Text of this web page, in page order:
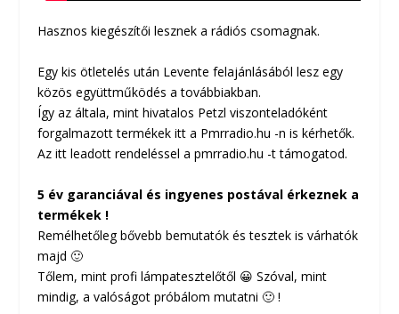
Hasznos kiegészítői lesznek a rádiós csomagnak.
Egy kis ötletelés után Levente felajánlásából lesz egy
közös együttműködés a továbbiakban.
Így az általa, mint hivatalos Petzl viszonteladóként
forgalmazott termékek itt a Pmrradio.hu -n is kérhetők.
Az itt leadott rendeléssel a pmrradio.hu -t támogatod.
5 év garanciával és ingyenes postával érkeznek a
termékek !
Remélhetőleg bővebb bemutatók és tesztek is várhatók
majd 🙂
Tőlem, mint profi lámpatesztelőtől 😀 Szóval, mint
mindig, a valóságot próbálom mutatni 🙂 !